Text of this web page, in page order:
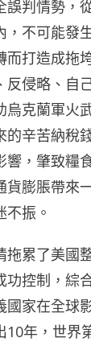
判情勢，
不可能發
而打造成拖
反侵略、自
克蘭軍火
的辛苦納稅
響，肇致糧
貨膨脹帶來
振。
累了美國
功控制，綜
國家在全球
年，世界